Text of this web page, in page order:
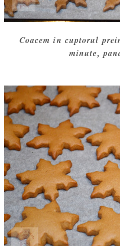
Coacem in cuptorul
minute,